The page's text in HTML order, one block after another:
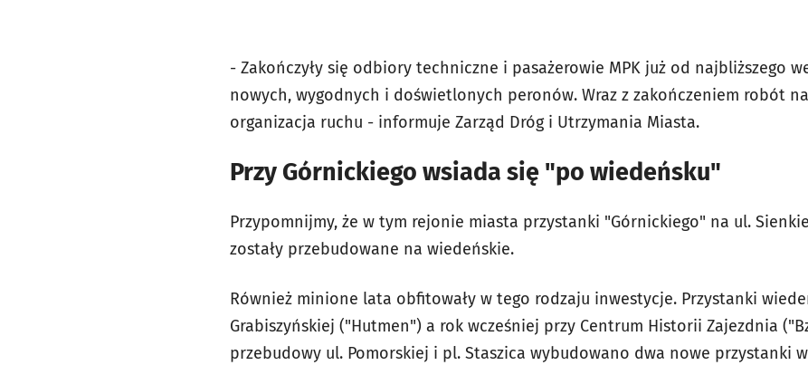
- Zakończyły się odbiory techniczne i pasażerowie MPK już od najbliższego
nowych, wygodnych i doświetlonych peronów. Wraz z zakończeniem robót
organizacja ruchu - informuje Zarząd Dróg i Utrzymania Miasta.
Przy Górnickiego wsiada się "po wiedeńsku"
Przypomnijmy, że w tym rejonie miasta przystanki "Górnickiego" na ul.
zostały przebudowane na wiedeńskie.
Również minione lata obfitowały w tego rodzaju inwestycje. Przystanki
Grabiszyńskiej ("Hutmen") a rok wcześniej przy Centrum Historii Zajezdnia
przebudowy ul. Pomorskiej i pl. Staszica wybudowano dwa nowe przystanki